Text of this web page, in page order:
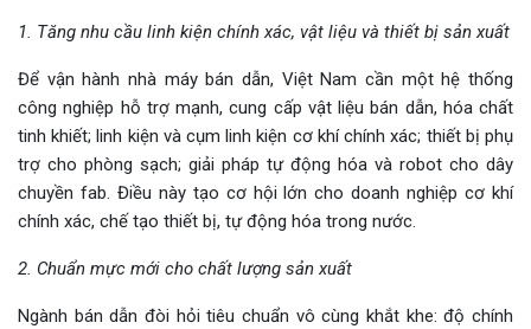
1. Tăng nhu cầu linh kiện chính xác, vật liệu và thiết bị sản xuất
Để vận hành nhà máy bán dẫn, Việt Nam cần một hệ thống
công nghiệp hỗ trợ mạnh, cung cấp vật liệu bán dẫn, hóa chất
tinh khiết; linh kiện và cụm linh kiện cơ khí chính xác; thiết bị phụ
trợ cho phòng sạch; giải pháp tự động hóa và robot cho dây
chuyền fab. Điều này tạo cơ hội lớn cho doanh nghiệp cơ khí
chính xác, chế tạo thiết bị, tự động hóa trong nước.
2. Chuẩn mực mới cho chất lượng sản xuất
Ngành bán dẫn đòi hỏi tiêu chuẩn vô cùng khắt khe: độ chính